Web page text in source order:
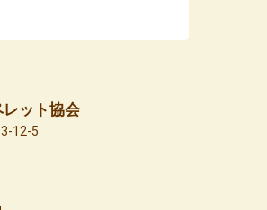
ット協会
12-5